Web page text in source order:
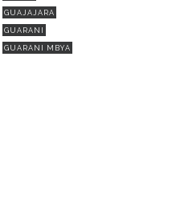
GUAJAJARA
GUARANI
GUARANI MBYA